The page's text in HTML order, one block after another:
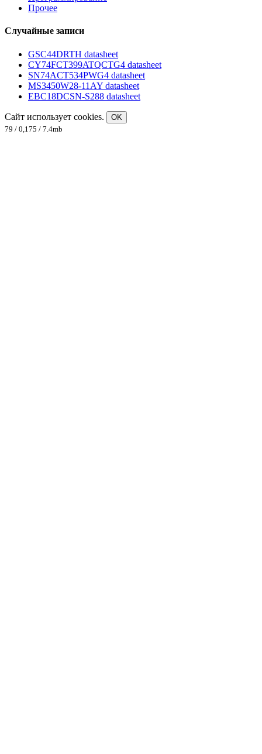
Прочее
Случайные записи
GSC44DRTH datasheet
CY74FCT399ATQCTG4 datasheet
SN74ACT534PWG4 datasheet
MS3450W28-11AY datasheet
EBC18DCSN-S288 datasheet
Сайт использует cookies.
OK
79 / 0,175 / 7.4mb